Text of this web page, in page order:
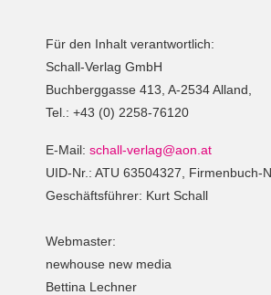
Für den Inhalt verantwortlich:
Schall-Verlag GmbH
Buchberggasse 413, A-2534 Alland,
Tel.: +43 (0) 2258-76120
E-Mail: schall-verlag@aon.at
UID-Nr.: ATU 63504327, Firmenbuch-
Geschäftsführer: Kurt Schall
Webmaster:
newhouse new media
Bettina Lechner